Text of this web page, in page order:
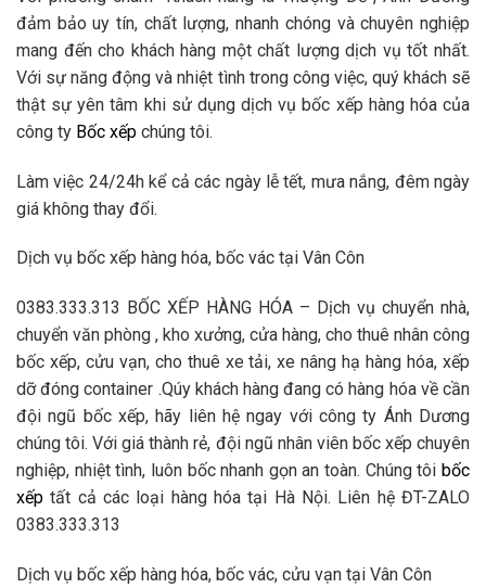
đảm bảo uy tín, chất lượng, nhanh chóng và chuyên nghiệp
mang đến cho khách hàng một chất lượng dịch vụ tốt nhất.
Với sự năng động và nhiệt tình trong công việc, quý khách sẽ
thật sự yên tâm khi sử dụng dịch vụ bốc xếp hàng hóa của
công ty Bốc xếp chúng tôi.
Làm việc 24/24h kể cả các ngày lễ tết, mưa nắng, đêm ngày
giá không thay đổi.
Dịch vụ bốc xếp hàng hóa, bốc vác tại Vân Côn
0383.333.313 BỐC XẾP HÀNG HÓA – Dịch vụ chuyển nhà,
chuyển văn phòng , kho xưởng, cửa hàng, cho thuê nhân công
bốc xếp, cửu vạn, cho thuê xe tải, xe nâng hạ hàng hóa, xếp
dỡ đóng container .Qúy khách hàng đang có hàng hóa về cần
đội ngũ bốc xếp, hãy liên hệ ngay với công ty Ánh Dương
chúng tôi. Với giá thành rẻ, đội ngũ nhân viên bốc xếp chuyên
nghiệp, nhiệt tình, luôn bốc nhanh gọn an toàn. Chúng tôi bốc
xếp tất cả các loại hàng hóa tại Hà Nội. Liên hệ ĐT-ZALO
0383.333.313
Dịch vụ bốc xếp hàng hóa, bốc vác, cửu vạn tại Vân Côn